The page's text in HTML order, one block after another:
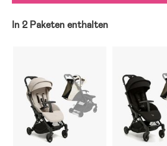
In 2 Paketen enthalten